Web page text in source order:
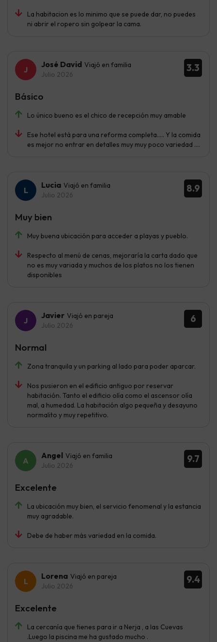
La habitacion es lo minimo que se puede dar, no puedes
ni abrir el ropero sin golpear la cama.
3.3
José David Viajó en familia
Julio 2026
Lo único bueno es el chico de recepción muy amable
Ese hotel está para una reforma completa..... Y la comida
es mejor no entrar en detalles muy muy poco variedad ....
Básico
8.9
Lucia Viajó en familia
Julio 2026
Muy buena ubicación para acceder a playas y pueblo.
Respecto al menú de cenas, mejoraría la carta dado que
no es muy variada y muchos de los platos no los tienen
disponibles
Muy bien
6
Javier Viajó en pareja
Julio 2026
Zona tranquila y un parking al lado para poder aparcar.
Nos pusieron en el edificio antiguo por reservar
habitación. Tanto el edificio olía como el ascensor olía
mal, a humedad. La habitación algo pequeña y desayuno
normalito y muy repetitivo.
Normal
9.7
Angel Viajó en familia
Julio 2026
La ubicación muy bien, el servicio fenomenal y la estancia
muy agradable.
Debe de haber más variedad en la comida.
Excelente
9.4
Lorena Viajó en pareja
Julio 2026
La cercanía que tienes para ir a Nerja , a las Cuevas
.Luego la piscina me ha gustado mucho .
Excelente